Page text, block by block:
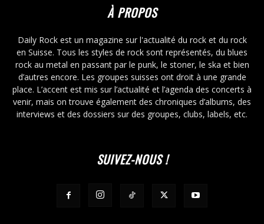
À PROPOS
Daily Rock est un magazine sur l'actualité du rock et du rock
en Suisse. Tous les styles de rock sont représentés, du blues
rock au metal en passant par le punk, le stoner, le ska et bien
d’autres encore. Les groupes suisses ont droit à une grande
place. L’accent est mis sur l’actualité et l’agenda des concerts à
venir, mais on trouve également des chroniques d’albums, des
interviews et des dossiers sur des groupes, clubs, labels, etc.
SUIVEZ-NOUS !